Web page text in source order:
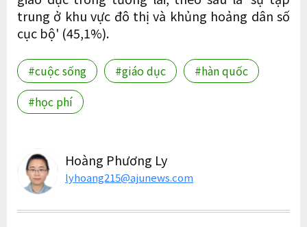
trung ở khu vực đô thị và khủng hoảng dân số
cục bộ' (45,1%).
#cuộc sống #giáo dục
#hàn quốc
#học phí
Hoàng Phương Ly
lyhoang215@ajunews.com